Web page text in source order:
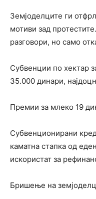
Земјоделците ги
мотиви зад
разговори, но само
Субвенции по хектар
35.000 динари,
Премии за млеко 19
Субвенционирани
каматна стапка од
искористат за
Бришење на